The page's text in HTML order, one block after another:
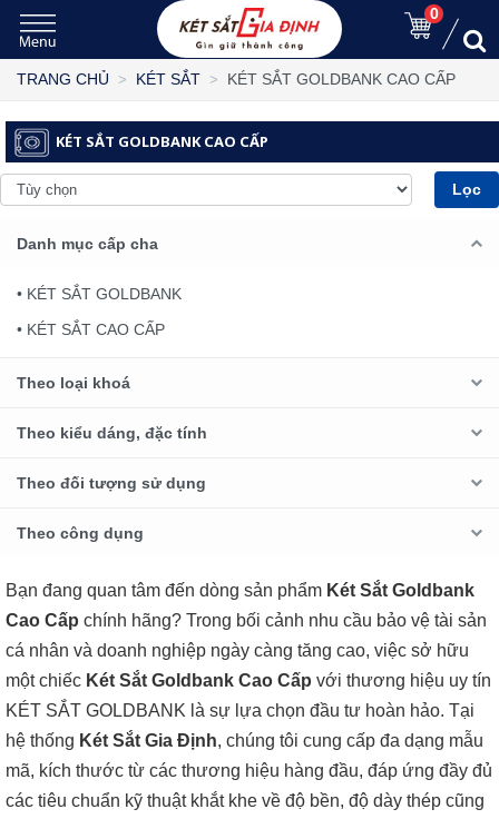
0
TRANG CHỦ KÉT SẮT KÉT SẮT GOLDBANK CAO CẤP
KÉT SẮT GOLDBANK CAO CẤP
Lọc
Danh mục cấp cha
• KÉT SẮT GOLDBANK
• KÉT SẮT CAO CẤP
Theo loại khoá
Theo kiểu dáng, đặc tính
Theo đối tượng sử dụng
Theo công dụng
Bạn đang quan tâm đến dòng sản phẩm Két Sắt Goldbank
Cao Cấp chính hãng? Trong bối cảnh nhu cầu bảo vệ tài sản
cá nhân và doanh nghiệp ngày càng tăng cao, việc sở hữu
một chiếc Két Sắt Goldbank Cao Cấp với thương hiệu uy tín
KÉT SẮT GOLDBANK là sự lựa chọn đầu tư hoàn hảo. Tại
hệ thống Két Sắt Gia Định, chúng tôi cung cấp đa dạng mẫu
mã, kích thước từ các thương hiệu hàng đầu, đáp ứng đầy đủ
các tiêu chuẩn kỹ thuật khắt khe về độ bền, độ dày thép cũng